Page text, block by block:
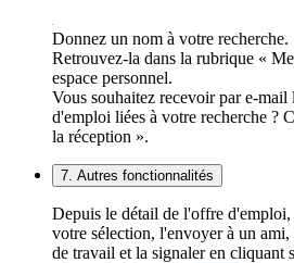
Donnez un nom à votre recherche.
Retrouvez-la dans la rubrique «
espace personnel.
Vous souhaitez recevoir par e-mail
d'emploi liées à votre recherche ?
la réception ».
7. Autres fonctionnalités
Depuis le détail de l'offre
votre sélection, l'envoyer à un
de travail et la signaler en cliquant